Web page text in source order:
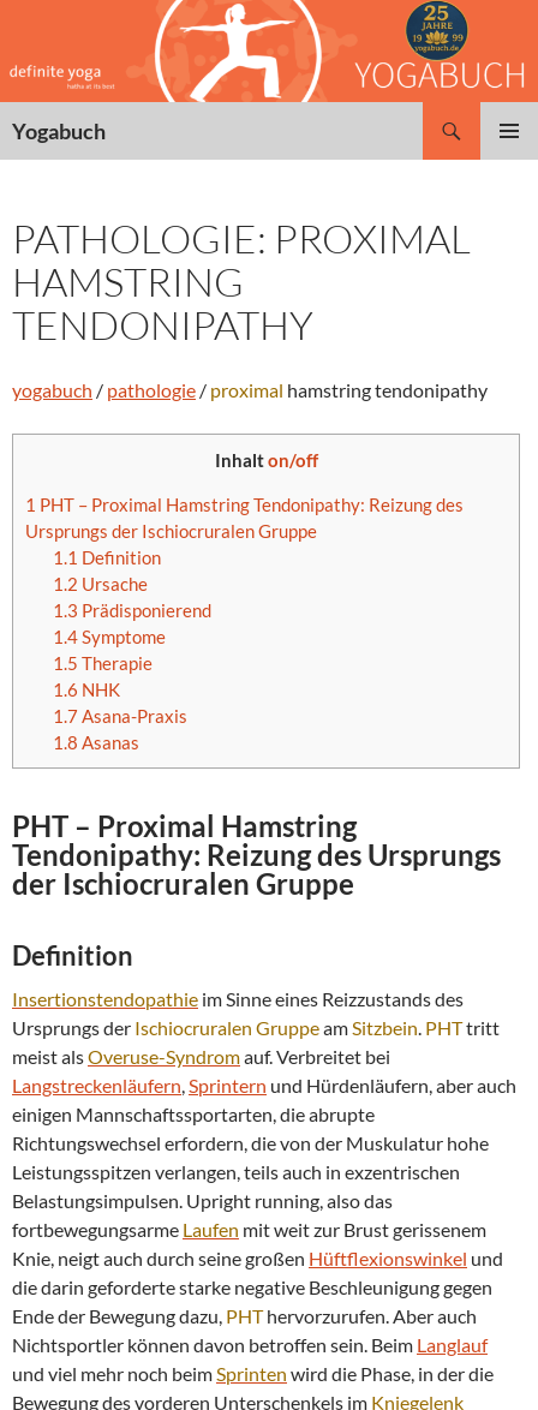
springen
Yogabuch
PATHOLOGIE: PROXIMAL
HAMSTRING
TENDONIPATHY
yogabuch / pathologie / proximal hamstring tendonipathy
Inhalton/off
1 PHT – Proximal Hamstring Tendonipathy: Reizung des
Ursprungs der Ischiocruralen Gruppe
1.1 Definition
1.2 Ursache
1.3 Prädisponierend
1.4Symptome
1.5 Therapie
1.6 NHK
1.7Asana-Praxis
1.8 Asanas
PHT – Proximal Hamstring
Tendonipathy: Reizung des Ursprungs
der Ischiocruralen Gruppe
Definition
Insertionstendopathie im Sinne eines Reizzustands des
Ursprungs der Ischiocruralen GruppeamSitzbein. PHTtritt
meist alsOveruse-Syndromauf. Verbreitet bei
Langstreckenläufern,Sprintern und Hürdenläufern, aber auch
einigen Mannschaftssportarten, die abrupte
Richtungswechsel erfordern, die von der Muskulatur hohe
Leistungsspitzen verlangen, teils auch in exzentrischen
Belastungsimpulsen. Upright running, also das
fortbewegungsarme Laufen mit weit zur Brust gerissenem
Knie, neigt auch durch seine großen Hüftflexionswinkel und
die darin geforderte starke negative Beschleunigung gegen
Ende der Bewegung dazu, PHThervorzurufen. Aber auch
Nichtsportler können davon betroffen sein. Beim Langlauf
und viel mehr noch beimSprinten wird die Phase, in der die
Bewegung des vorderen Unterschenkels im Kniegelenk